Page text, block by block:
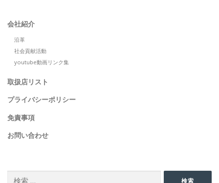
会社紹介
沿革
社会貢献活動
youtube動画リンク集
取扱店リスト
プライバシーポリシー
免責事項
お問い合わせ
検索